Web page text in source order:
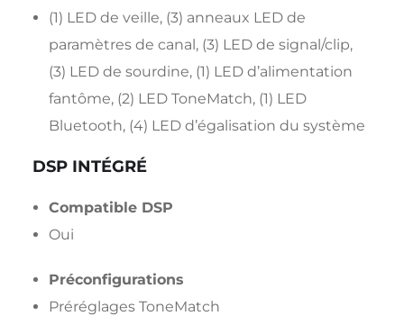
(1) LED de veille, (3) anneaux LED de
paramètres de canal, (3) LED de signal/clip,
(3) LED de sourdine, (1) LED d’alimentation
fantôme, (2) LED ToneMatch, (1) LED
Bluetooth, (4) LED d’égalisation du système
DSP INTÉGRÉ
Compatible DSP
Oui
Préconfigurations
Préréglages ToneMatch